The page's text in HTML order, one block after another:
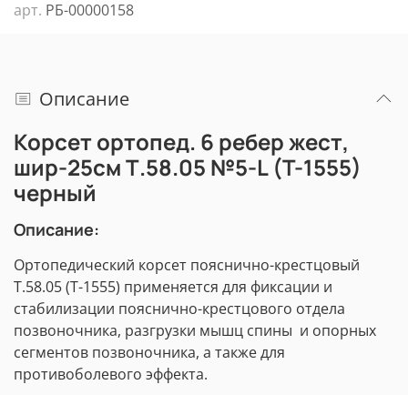
арт. РБ-00000158
Описание
Корсет ортопед. 6 ребер жест,
шир-25см Т.58.05 №5-L (T-1555)
черный
Описание:
Ортопедический корсет пояснично-крестцовый
Т.58.05 (Т-1555) применяется для фиксации и
стабилизации пояснично-крестцового отдела
позвоночника, разгрузки мышц спины и опорных
сегментов позвоночника, а также для
противоболевого эффекта.